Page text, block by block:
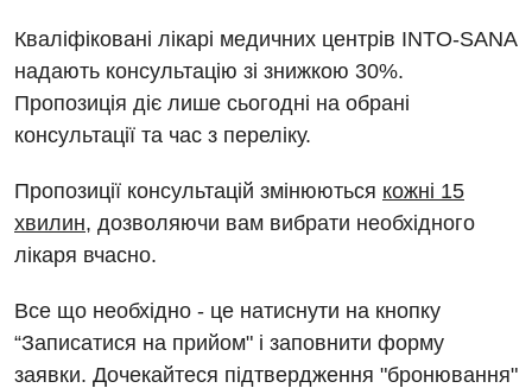
Мамографія
Нейросонографія
Рентгенографія
УЗД
Для дорослих
Акушерство і гінекологія
Алергологія, імунологія
Денний стаціонар
Діагностичне відділення
Ендоскопічне відділення
Офтальмологічне відділення
Педіатричне відділення
Терапевтичне відділення
Травматологічне відділення
Декларування
Лікування гострого інфаркту
Національний скринінг здоров’я 40+
Російська
Кваліфіковані лікарі медичних центрів INTO-SANA
надають консультацію зі знижкою 30%.
Пропозиція діє лише сьогодні на обрані
консультації та час з переліку.
Пропозиції консультацій змінюються кожні 15
хвилин, дозволяючи вам вибрати необхідного
лікаря вчасно.
Все що необхідно - це натиснути на кнопку
“Записатися на прийом" і заповнити форму
заявки. Дочекайтеся підтвердження "бронювання"